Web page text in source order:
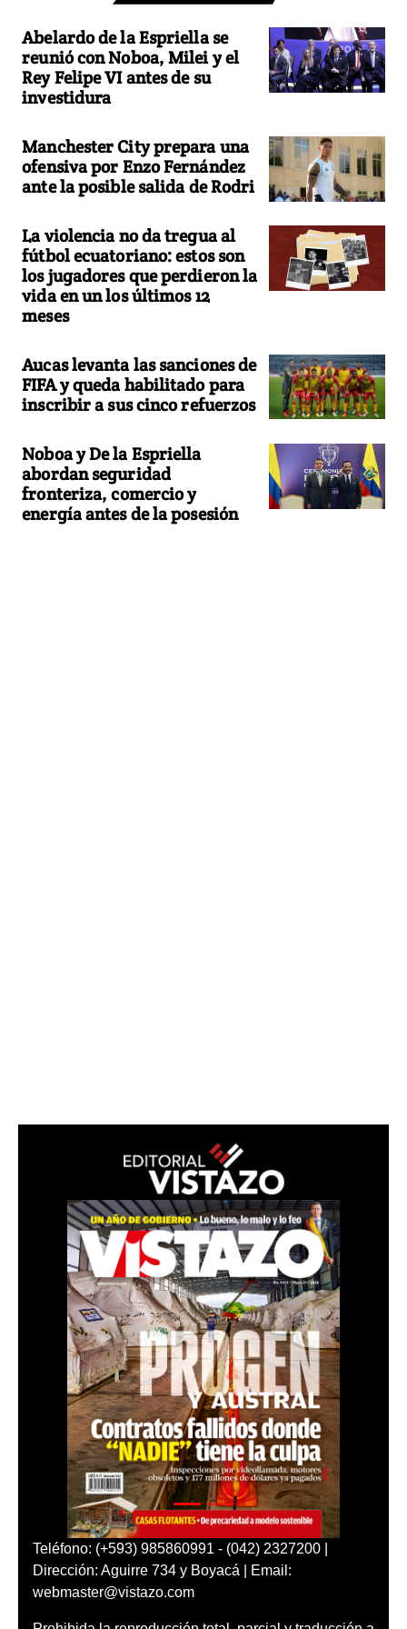
Abelardo de la Espriella se
reunió con Noboa, Milei y el
Rey Felipe VI antes de su
investidura
Manchester City prepara una
ofensiva por Enzo Fernández
ante la posible salida de Rodri
La violencia no da tregua al
fútbol ecuatoriano: estos son
los jugadores que perdieron la
vida en un los últimos 12
meses
Aucas levanta las sanciones de
FIFA y queda habilitado para
inscribir a sus cinco refuerzos
Noboa y De la Espriella
abordan seguridad
fronteriza, comercio y
energía antes de la posesión
Teléfono: (+593) 985860991 - (042) 2327200 |
Dirección: Aguirre 734 y Boyacá | Email:
webmaster@vistazo.com